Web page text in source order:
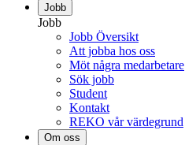
Jobb
Jobb
Jobb Översikt
Att jobba hos oss
Möt några medarbetare
Sök jobb
Student
Kontakt
REKO vår värdegrund
Om oss